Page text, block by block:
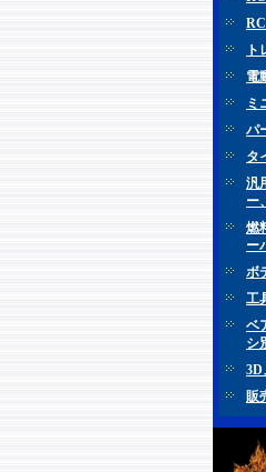
電
ミ
パ
タ
汎
ー
燃
ー
ボ
工
ベ
シ
3D
販